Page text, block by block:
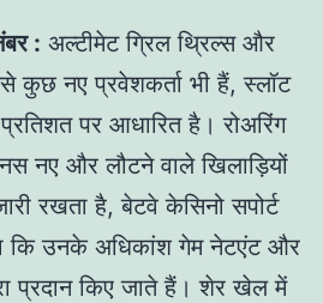
: अल्टीमेट ग्रिल थ्रिल्स और
कुछ नए प्रवेशकर्ता भी हैं, स्लॉट
पर आधारित है। रोअरिंग
नए और लौटने वाले खिलाड़ियों
रखता है, बेटवे केसिनो सपोर्ट
कि उनके अधिकांश गेम नेटएंट और
प्रदान किए जाते हैं। शेर खेल में